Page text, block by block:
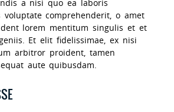
a nisi quo ea laboris
voluptate comprehenderit, o amet
lorem mentitum singulis et et
Et elit fidelissimae, ex nisi
arbitror proident, tamen
aute quibusdam.